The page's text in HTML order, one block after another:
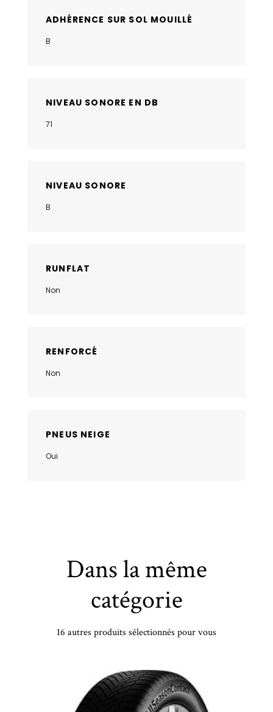
ADHÉRENCE SUR SOL MOUILLÉ
B
NIVEAU SONORE EN DB
71
NIVEAU SONORE
B
RUNFLAT
Non
RENFORCÉ
Non
PNEUS NEIGE
Oui
Dans la même
catégorie
16 autres produits sélectionnés pour vous